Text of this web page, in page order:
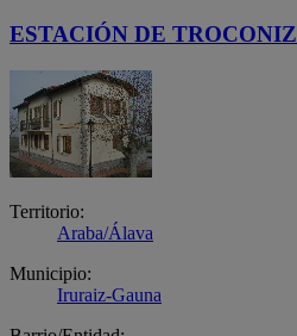
ESTACIÓN DE TROCONIZ
Territorio:
Araba/Álava
Municipio:
Iruraiz-Gauna